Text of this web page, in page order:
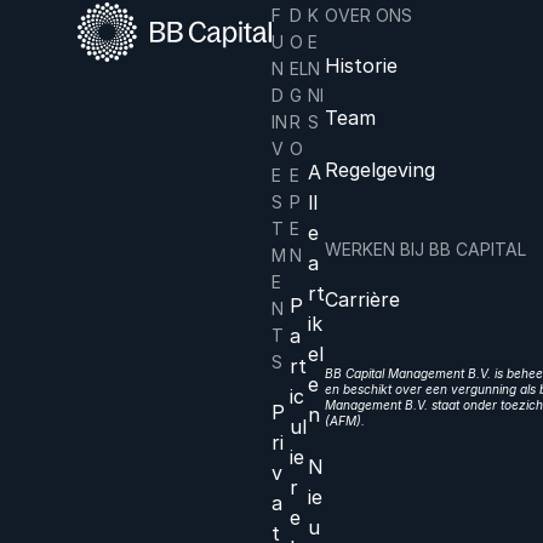
F
U
N
D
IN
V
E
S
T
M
E
N
T
S
P
ri
v
a
t
D
O
EL
G
R
O
E
P
E
N
P
a
rt
ic
ul
ie
r
e
K
E
N
NI
S
A
ll
e
a
rt
ik
el
e
n
N
ie
u
OVER ONS
Historie
Team
Regelgeving
WERKEN BIJ BB CAPITAL
Carrière
BB Capital Management B.V. is
en beschikt over een vergunning als
Management B.V. staat onder
(AFM).